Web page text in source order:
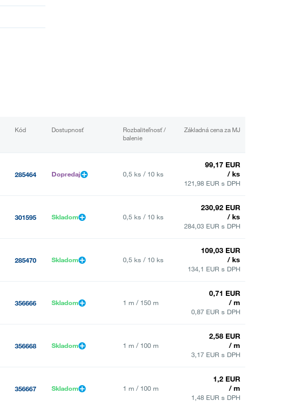
Kód Dostupnosť
Rozbaliteľnosť /
balenie
Základná cena za MJ
285464 Dopredaj 0,5 ks / 10 ks
99,17 EUR
/ ks
121,98 EUR s DPH
301595 Skladom 0,5 ks / 10 ks
230,92 EUR
/ ks
284,03 EUR s DPH
285470 Skladom 0,5 ks / 10 ks
109,03 EUR
/ ks
134,1 EUR s DPH
356666 Skladom 1 m / 150 m
0,71 EUR
/ m
0,87 EUR s DPH
356668 Skladom 1 m / 100 m
2,58 EUR
/ m
3,17 EUR s DPH
356667 Skladom 1 m / 100 m
1,2 EUR
/ m
1,48 EUR s DPH